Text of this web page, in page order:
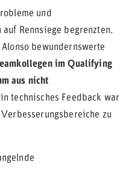
und
Rennsiege begrenzten.
bewundernswerte
im Qualifying
aus nicht
technisches Feedback war
zu